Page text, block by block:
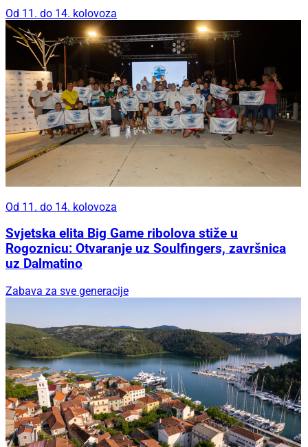
Od 11. do 14. kolovoza
Od 11. do 14. kolovoza
Svjetska elita Big Game ribolova stiže u
Rogoznicu: Otvaranje uz Soulfingers, završnica
uz Dalmatino
Zabava za sve generacije